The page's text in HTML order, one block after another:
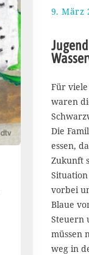
9. März
Für
waren
Die
essen,
Zukunft
vorbei
Blaue
Steuern
müssen
weg in